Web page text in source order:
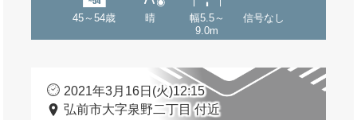
45～54歳 晴
幅5.5～
9.0m
信号なし
2021年3月16日(火)12:15
弘前市大字泉野二丁目 付近